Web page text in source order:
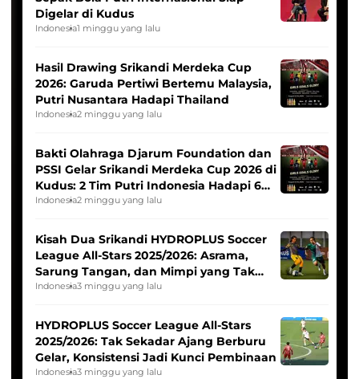
Digelar di Kudus
Indonesia1 minggu yang lalu
Hasil Drawing Srikandi Merdeka Cup
2026: Garuda Pertiwi Bertemu Malaysia,
Putri Nusantara Hadapi Thailand
Indonesia2 minggu yang lalu
Bakti Olahraga Djarum Foundation dan
PSSI Gelar Srikandi Merdeka Cup 2026 di
Kudus: 2 Tim Putri Indonesia Hadapi 6
Tim Asia
Indonesia2 minggu yang lalu
Kisah Dua Srikandi HYDROPLUS Soccer
League All-Stars 2025/2026: Asrama,
Sarung Tangan, dan Mimpi yang Tak
Pernah Padam
Indonesia3 minggu yang lalu
HYDROPLUS Soccer League All-Stars
2025/2026: Tak Sekadar Ajang Berburu
Gelar, Konsistensi Jadi Kunci Pembinaan
Indonesia3 minggu yang lalu